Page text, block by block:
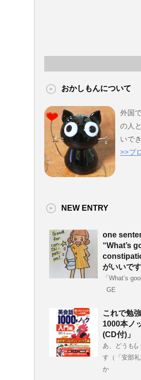
おかしもんについて
外国
の人
いで
>>プ
NEW ENTRY
one
“What’s
がいいで
「What’s
GE
これで勉
1000本ノ
(CD付)」
あ、どうも(
す（「安部
か